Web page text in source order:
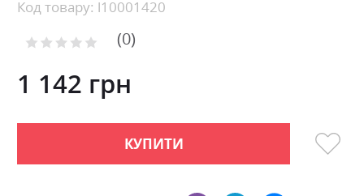
the
gallery
Код товару: l10001420
Рейтинг: 0
1 142 грн
КУПИТИ